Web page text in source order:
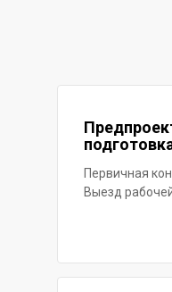
Первичная
Выезд